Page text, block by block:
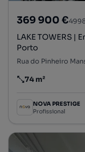
369 900 €
LAKE TOWERS |
Porto
Preço por metro
74 m²
NOVA PRESTIGE
Profissional